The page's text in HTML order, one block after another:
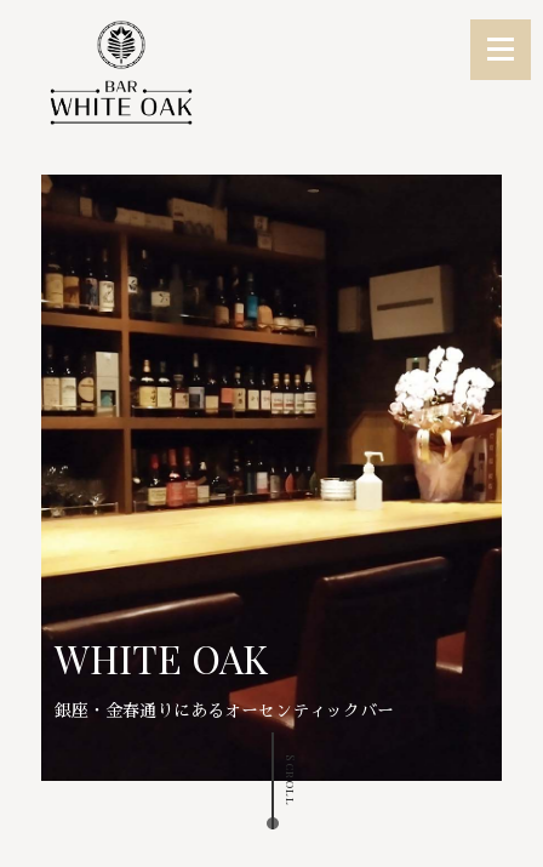
WHITE OAK
銀座・金春通りにあるオーセンティックバー
Scroll